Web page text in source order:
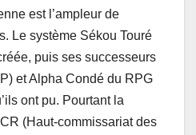
est l’ampleur de
Le système Sékou Touré
puis ses successeurs
et Alpha Condé du RPG
ont pu. Pourtant la
(Haut-commissariat des